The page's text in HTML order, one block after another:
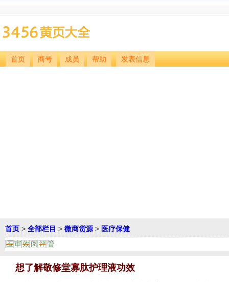
首页 商号 成员 帮助 发表信息
首页 > 全部栏目 > 微商货源 > 医疗保健
匿 审 效 阅 评 管
想了解敬修堂寡肽护理液功效